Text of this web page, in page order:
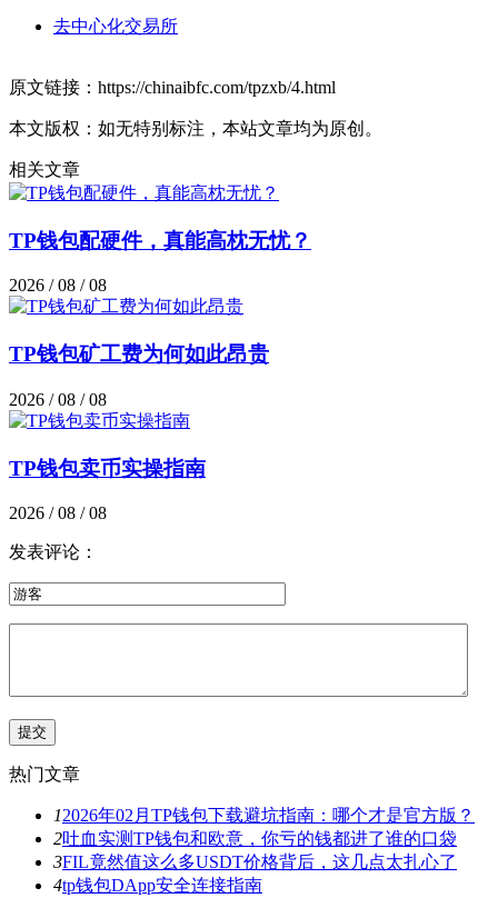
去中心化交易所
原文链接：https://chinaibfc.com/tpzxb/4.html
本文版权：如无特别标注，本站文章均为原创。
相关文章
TP钱包配硬件，真能高枕无忧？
2026 / 08 / 08
TP钱包矿工费为何如此昂贵
2026 / 08 / 08
TP钱包卖币实操指南
2026 / 08 / 08
发表评论：
热门文章
12026年02月TP钱包下载避坑指南：哪个才是官方版？
2吐血实测TP钱包和欧意，你亏的钱都进了谁的口袋
3FIL竟然值这么多USDT价格背后，这几点太扎心了
4tp钱包DApp安全连接指南